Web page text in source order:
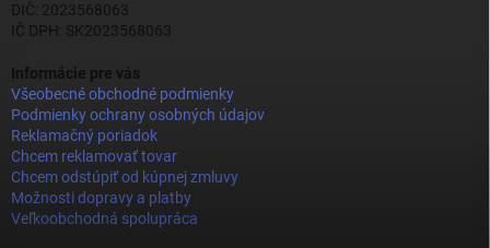
DIČ: 2023568063
IČ DPH: SK2023568063
Informácie pre vás
Všeobecné obchodné podmienky
Podmienky ochrany osobných údajov
Reklamačný poriadok
Chcem reklamovať tovar
Chcem odstúpiť od kúpnej zmluvy
Možnosti dopravy a platby
Veľkoobchodná spolupráca